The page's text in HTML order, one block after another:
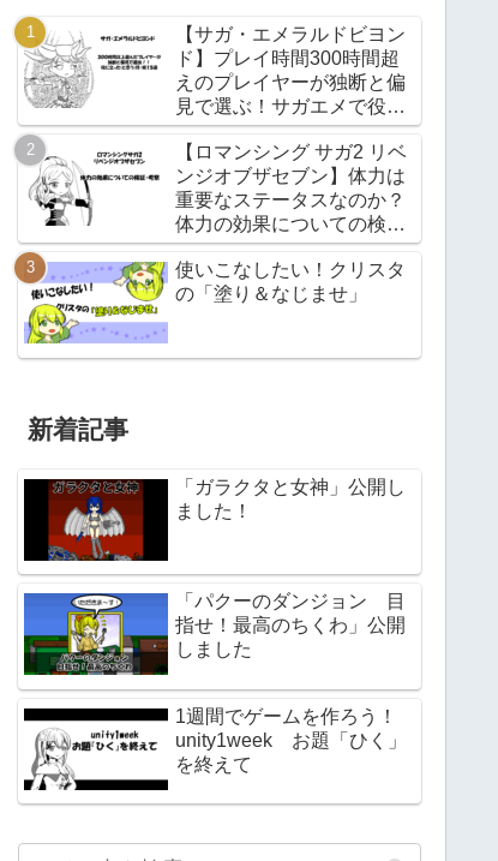
【サガ・エメラルドビヨン
ド】プレイ時間300時間超
えのプレイヤーが独断と偏
見で選ぶ！サガエメで役立
つ(と思う)技・術15選！
【ロマンシング サガ2 リベ
ンジオブザセブン】体力は
重要なステータスなのか？
体力の効果についての検
証・考察【Ver1.0.2】
使いこなしたい！クリスタ
の「塗り＆なじませ」
新着記事
「ガラクタと女神」公開し
ました！
「パクーのダンジョン 目
指せ！最高のちくわ」公開
しました
1週間でゲームを作ろう！
unity1week お題「ひく」
を終えて